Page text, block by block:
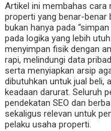
Artikel ini membahas
properti yang benar-benar
bukan hanya pada
pada logika yang lebih
menyimpan fisik dengan
rapi, melindungi data
serta menyiapkan arsip
dibutuhkan untuk jual beli,
keadaan darurat. Seluruh
pendekatan SEO dan
sekaligus relevan untuk
pelaku usaha properti.